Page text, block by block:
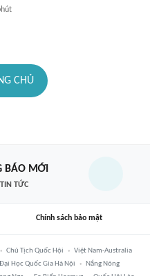
CHỦ
BÁO MỚI
TỨC
Chính sách bảo mật
Chủ Tịch Quốc Hội
Việt Nam-Australia
Đại Học Quốc Gia Hà Nội
Nắng Nóng